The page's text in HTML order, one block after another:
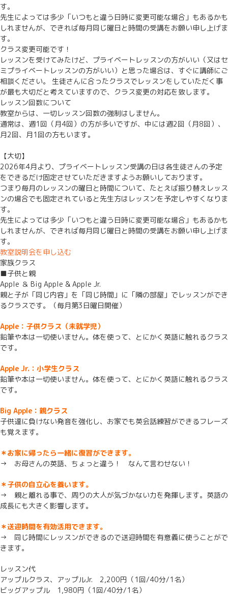
す。
先生によっては多少「いつもと違う日時に変更可能な場合」もあるかも
しれませんが、できれば毎月同じ曜日と時間の受講をお願い申し上げま
す。
クラス変更可能です！
レッスンを受けてみたけど、プライベートレッスンの方がいい（又はセ
ミプライベートレッスンの方がいい）と思った場合は、すぐに講師にご
相談ください。 生徒さんに合ったクラスでレッスンをしていただく事
が最も大切だと考えていますので、クラス変更の対応を致します。
レッスン回数について
教室からは、一切レッスン回数の強制はしません。
通常は、週1回（月4回）の方が多いですが、中には週2回（月8回）、
月2回、月1回の方もいます。
【大切】
2026年4月より、プライベートレッスン受講の日は各生徒さんの予定
をできるだけ固定させていただきますようお願いしております。
つまり毎月のレッスンの曜日と時間について、たとえば振り替えレッス
ンの場合でも固定されていると先生方はレッスンを予定しやすくなりま
す。
先生によっては多少「いつもと違う日時に変更可能な場合」もあるかも
しれませんが、できれば毎月同じ曜日と時間の受講をお願い申し上げま
す。
教室説明会を申し込む
家族クラス
■子供と親
Apple ＆ Big Apple & Apple Jr.
親と子が「同じ内容」を「同じ時間」に「隣の部屋」でレッスンができ
るクラスです。（毎月第3日曜日開催）
Apple：子供クラス（未就学児）
鉛筆や本は一切使いません。体を使って、とにかく英語に触れるクラス
です。
Apple Jr.：小学生クラス
鉛筆や本は一切使いません。体を使って、とにかく英語に触れるクラス
です。
Big Apple：親クラス
子供達に負けない発音を強化し、お家でも英会話練習ができるフレーズ
も覚えます。
＊お家に帰ったら一緒に復習ができます。
→ お母さんの英語、ちょっと違う！ なんて言わせない！
＊子供の自立心を養います。
→ 親と離れる事で、周りの大人が気づかない力を発揮します。英語の
成長にも大きく影響します。
＊送迎時間を有効活用できます。
→ 同じ時間にレッスンができるので送迎時間を有意義に使うことがで
きます。
レッスン代
アップルクラス、アップルJr. 2,200円（1回/40分/1名）
ビッグアップル 1,980円（1回/40分/1名）